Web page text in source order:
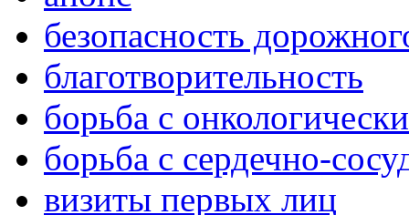
безопасность
благотворительность
борьба с
борьба с сердечно-
визиты первых лиц